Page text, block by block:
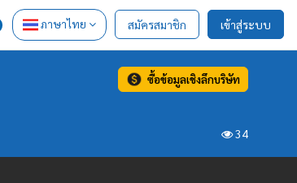
ภาษาไทย สมัครสมาชิก เข้าสู่ระบบ
ซื้อข้อมูลเชิงลึกบริษัท
34